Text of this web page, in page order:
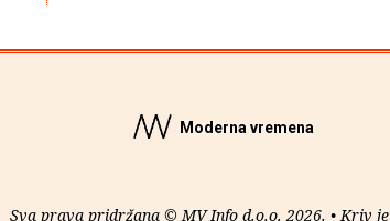
Moderna vremena
Sva prava pridržana © MV Info d.o.o. 2026. • Kriv je